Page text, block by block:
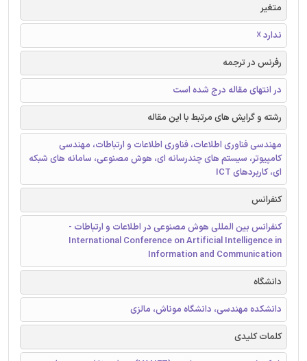
متغیر
ندارد ☓
رفرنس در ترجمه
در انتهای مقاله درج شده است
رشته و گرایش های مرتبط با این مقاله
مهندسی فناوری اطلاعات، فناوری اطلاعات و ارتباطات، مهندسی
کامپیوتر، سیستم های چندرسانه ای، هوش مصنوعی، سامانه های شبکه
ای، کاربردهای ICT
کنفرانس
کنفرانس بین المللی هوش مصنوعی در اطلاعات و ارتباطات -
International Conference on Artificial Intelligence in
Information and Communication
دانشگاه
دانشکده مهندسی، دانشگاه موناش، مالزی
کلمات کلیدی